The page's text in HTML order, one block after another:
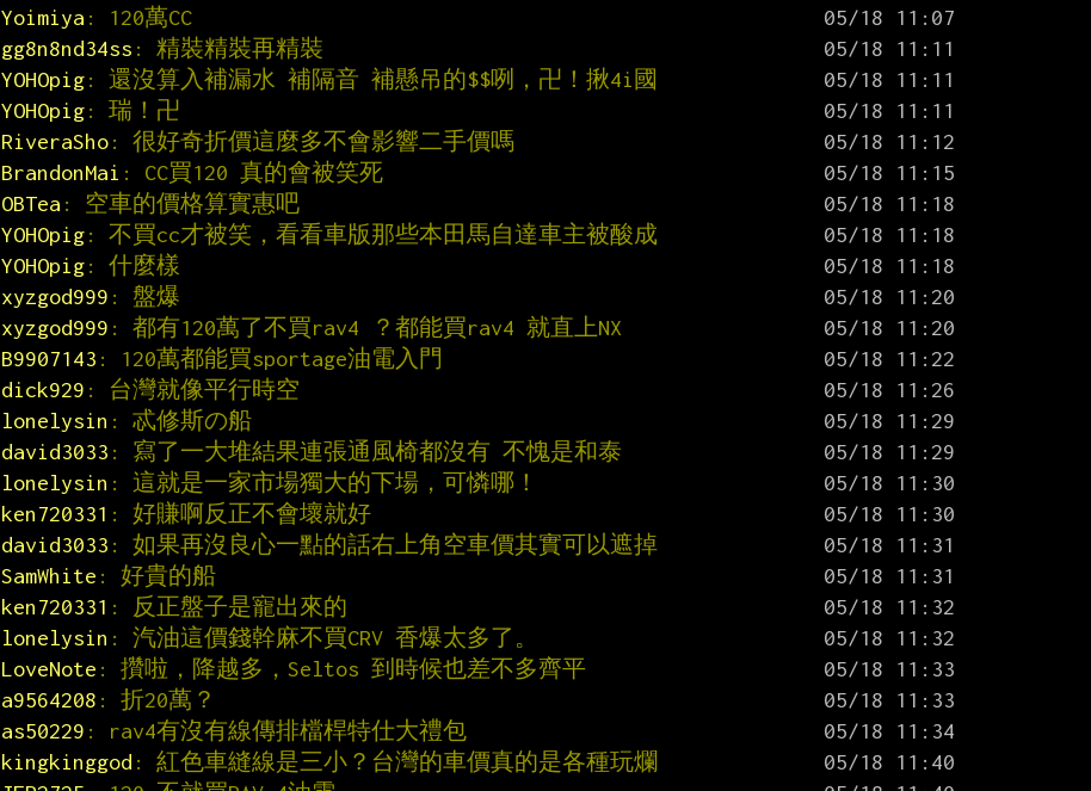
Yoimiya : 120萬CC
gg8n8nd34ss : 精裝精裝再精裝
YOHOpig: 還沒算入補漏水 補隔音 補懸吊的$$咧，卍！揪4i國
YOHOpig: 瑞！卍
RiveraSho: 很好奇折價這麼多不會影響二手價嗎
BrandonMai : CC買120 真的會被笑死
OBTea : 空車的價格算實惠吧
YOHOpig: 不買cc才被笑，看看車版那些本田馬自達車主被酸成
YOHOpig: 什麼樣
xyzgod999 : 盤爆
xyzgod999 : 都有120萬了不買rav4 ？都能買rav4 就直上NX
B9907143 : 120萬都能買sportage油電入門
dick929 : 台灣就像平行時空
lonelysin : 忒修斯の船
david3033 : 寫了一大堆結果連張通風椅都沒有 不愧是和泰
lonelysin : 這就是一家市場獨大的下場，可憐哪！
ken720331 : 好賺啊反正不會壞就好
david3033 : 如果再沒良心一點的話右上角空車價其實可以遮掉
SamWhite : 好貴的船
ken720331 : 反正盤子是寵出來的
lonelysin : 汽油這價錢幹麻不買CRV 香爆太多了。
LoveNote : 攢啦，降越多，Seltos 到時候也差不多齊平
a9564208 : 折20萬？
as50229 : rav4有沒有線傳排檔桿特仕大禮包
kingkinggod : 紅色車縫線是三小？台灣的車價真的是各種玩爛